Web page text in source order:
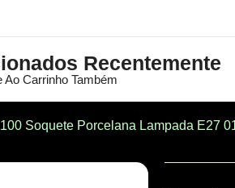
Recentemente
Ao Carrinho Também
Soquete Porcelana Lampada E27